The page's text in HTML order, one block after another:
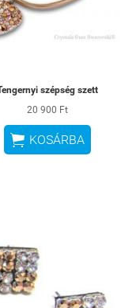
szépség szett
20 900 Ft
 KOSÁRBA